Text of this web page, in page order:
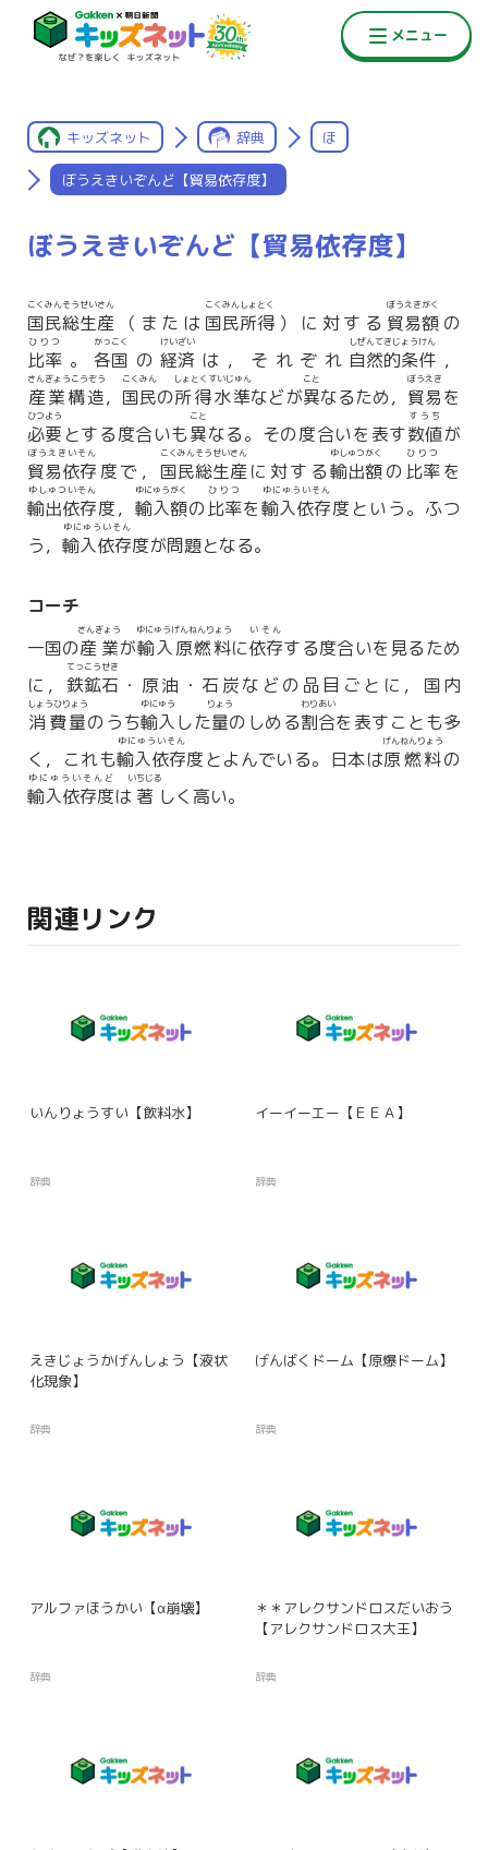
キッズネット 辞典 ほ
ぼうえきいぞんど【貿易依存度】
ぼうえきいぞんど【貿易依存度】
国民総生産
こくみんそうせいさん
（または 国民所得
こくみんしょとく
）に対する 貿易
ぼうえき
額
がく
の
比率
ひりつ
。 各国
かっこく
の 経済
けいざい
は，それぞれ 自然的条件
しぜんてきじょうけん
，
産業構造
さんぎょうこうぞう
， 国民
こくみん
の所得水準
しょとくすいじゅん
などが異
こと
なるため， 貿易
ぼうえき
を
必要
ひつよう
とする度合いも異
こと
なる。その度合いを表す数値
すうち
が
貿易依存
ぼうえきいそん
度で， 国民総生産
こくみんそうせいさん
に対する輸出
ゆしゅつ
額
がく
の 比率
ひりつ
を
輸出依存
ゆしゅついそん
度， 輸入
ゆにゅう
額
がく
の比率
ひりつ
を輸入依存
ゆにゅういそん
度という。ふつ
う， 輸入依存
ゆにゅういそん
度が問題となる。
コーチ
一国の産業
さんぎょう
が輸入原燃料
ゆにゅうげんねんりょう
に依存
いそん
する度合いを見るため
に， 鉄鉱石
てっこうせき
・原油・石炭などの品目ごとに，国内
消費量
しょうひりょう
のうち輸入
ゆにゅう
した量
りょう
のしめる割合
わりあい
を表すことも多
く，これも輸入依存
ゆにゅういそん
度とよんでいる。日本は原燃料
げんねんりょう
の
輸入依存度
ゆにゅういそんど
は 著
いちじる
しく高い。
関連リンク
いんりょうすい【飲料水】
辞典
イーイーエー【ＥＥＡ】
辞典
えきじょうかげんしょう【液状
化現象】
辞典
げんばくドーム【原爆ドーム】
辞典
アルファほうかい【α崩壊】
辞典
＊＊アレクサンドロスだいおう
【アレクサンドロス大王】
辞典